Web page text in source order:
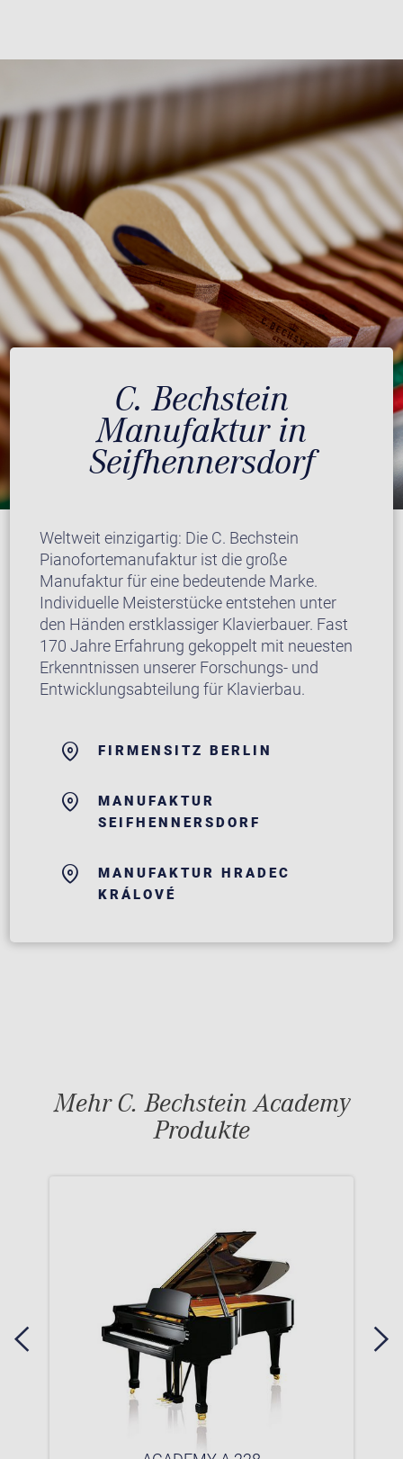
C. Bechstein
Manufaktur in
Seifhennersdorf
Weltweit einzigartig: Die C. Bechstein
Pianofortemanufaktur ist die große
Manufaktur für eine bedeutende Marke.
Individuelle Meisterstücke entstehen unter
den Händen erstklassiger Klavierbauer. Fast
170 Jahre Erfahrung gekoppelt mit neuesten
Erkenntnissen unserer Forschungs- und
Entwicklungsabteilung für Klavierbau.
FIRMENSITZ BERLIN
MANUFAKTUR
SEIFHENNERSDORF
MANUFAKTUR HRADEC
KRÁLOVÉ
Mehr C. Bechstein Academy
Produkte